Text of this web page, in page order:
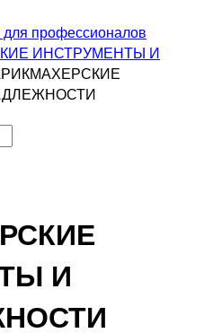
профессионалов
ИНСТРУМЕНТЫ И
И